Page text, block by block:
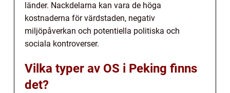
länder. Nackdelarna kan vara de höga
kostnaderna för värdstaden, negativ
miljöpåverkan och potentiella politiska och
sociala kontroverser.
Vilka typer av OS i Peking finns
det?